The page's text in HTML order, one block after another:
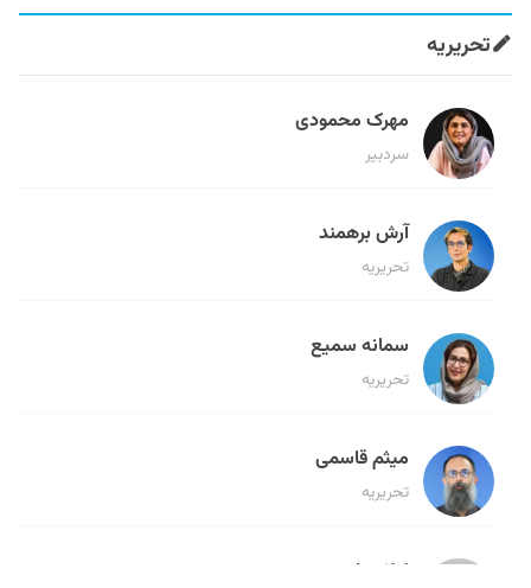
تحریریه
مهرک محمودی
سردبیر
آرش برهمند
تحریریه
سمانه سمیع
تحریریه
میثم قاسمی
تحریریه
لیلا حنارود